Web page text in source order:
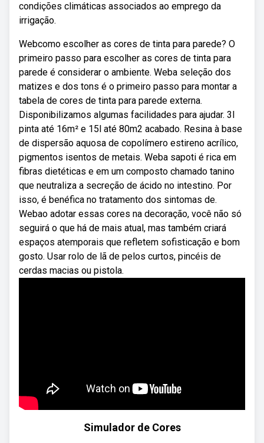
condições climáticas associados ao emprego da
irrigação.
Webcomo escolher as cores de tinta para parede? O
primeiro passo para escolher as cores de tinta para
parede é considerar o ambiente. Weba seleção dos
matizes e dos tons é o primeiro passo para montar a
tabela de cores de tinta para parede externa.
Disponibilizamos algumas facilidades para ajudar. 3l
pinta até 16m² e 15l até 80m2 acabado. Resina à base
de dispersão aquosa de copolímero estireno acrílico,
pigmentos isentos de metais. Weba sapoti é rica em
fibras dietéticas e em um composto chamado tanino
que neutraliza a secreção de ácido no intestino. Por
isso, é benéfica no tratamento dos sintomas de.
Webao adotar essas cores na decoração, você não só
seguirá o que há de mais atual, mas também criará
espaços atemporais que refletem sofisticação e bom
gosto. Usar rolo de lã de pelos curtos, pincéis de
cerdas macias ou pistola.
Simulador de Cores